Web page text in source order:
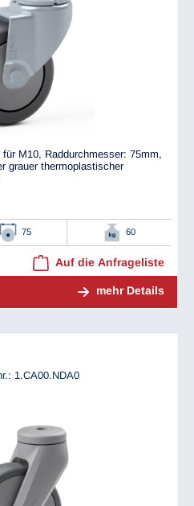
M10, Raddurchmesser: 75mm,
grauer thermoplastischer
75 60
Auf die Anfrageliste
mehr Details
1.CA00.NDA0